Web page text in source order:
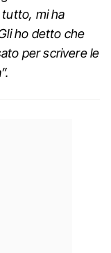
mi ha
ho detto che
per scrivere le